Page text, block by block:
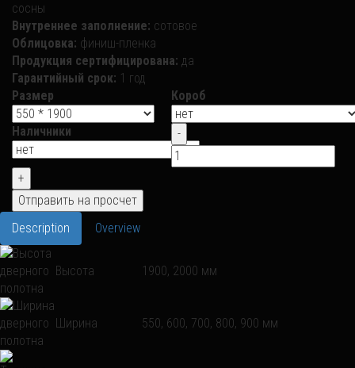
сосны
Внутреннее заполнение: сотовое
Облицовка: финиш-пленка
Продукция сертифицирована: да
Гарантийный срок: 1 год
Размер
Короб
Наличники
Description Overview
Высота 1900, 2000 мм
Ширина 550, 600, 700, 800, 900 мм